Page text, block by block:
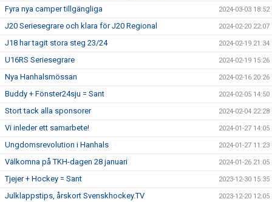
Fyra nya camper tillgängliga 2024-03-03 18:52
J20 Seriesegrare och klara för J20 Regional 2024-02-20 22:07
J18 har tagit stora steg 23/24 2024-02-19 21:34
U16RS Seriesegrare 2024-02-19 15:26
Nya Hanhalsmössan 2024-02-16 20:26
Buddy + Fönster24sju = Sant 2024-02-05 14:50
Stort tack alla sponsorer 2024-02-04 22:28
Vi inleder ett samarbete! 2024-01-27 14:05
Ungdomsrevolution i Hanhals 2024-01-27 11:23
Välkomna på TKH-dagen 28 januari 2024-01-26 21:05
Tjejer + Hockey = Sant 2023-12-30 15:35
Julklappstips, årskort Svenskhockey.TV 2023-12-20 12:05